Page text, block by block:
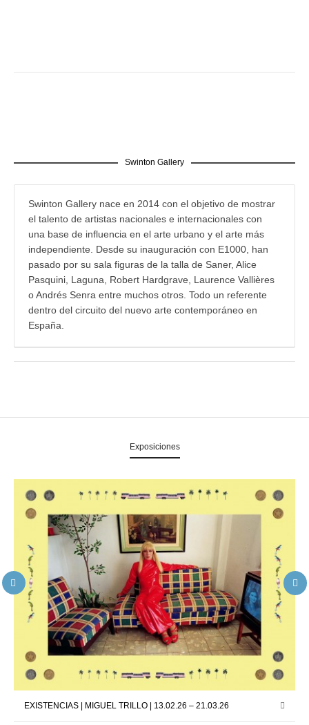
Swinton Gallery
Swinton Gallery nace en 2014 con el objetivo de mostrar
el talento de artistas nacionales e internacionales con
una base de influencia en el arte urbano y el arte más
independiente. Desde su inauguración con E1000, han
pasado por su sala figuras de la talla de Saner, Alice
Pasquini, Laguna, Robert Hardgrave, Laurence Vallières
o Andrés Senra entre muchos otros. Todo un referente
dentro del circuito del nuevo arte contemporáneo en
España.
Exposiciones
EXISTENCIAS | MIGUEL TRILLO | 13.02.26 – 21.03.26